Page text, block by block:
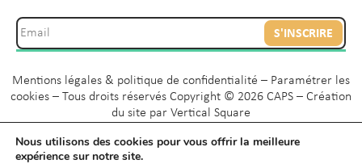
S'INSCRIRE
Mentions légales & politique de confidentialité – Paramétrer les
cookies – Tous droits réservés Copyright © 2026 CAPS – Création
du site par Vertical Square
Nous utilisons des cookies pour vous offrir la meilleure
expérience sur notre site.